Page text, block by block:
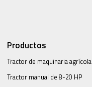
Productos
Tractor de maquinaria agrícola
Tractor manual de 8-20 HP